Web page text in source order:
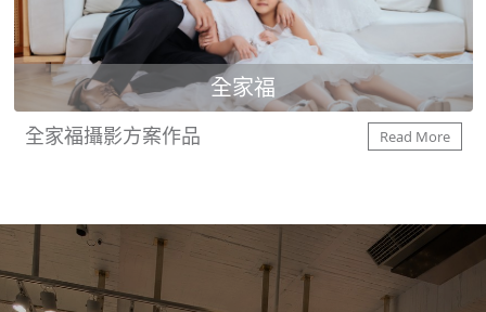
全家福
全家福攝影方案作品 Read More